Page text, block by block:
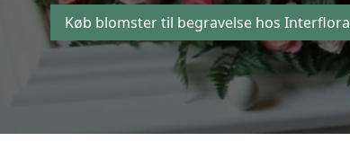
Køb blomster til begravelse hos Interflora